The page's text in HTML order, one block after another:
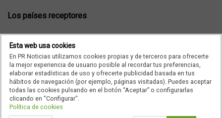
Los países receptores
Dice la CEPAL que
la región (41%), seguido porMéxico(17%). Ambos
recibieron más IED que en 2021, aunque el aumento de
las entradas en el Brasil fue mayor.
Otros países fueronChile
Argentina(7%) y
Esta web usa cookies
En PR Noticias utilizamos cookies propias y de terceros para ofrecerte
la mejor experiencia de usuario posible al recordar tus preferencias,
elaborar estadísticas de uso y ofrecerte publicidad basada en tus
hábitos de navegación (por ejemplo, páginas visitadas). Puedes aceptar
todas las cookies pulsando en el botón “Aceptar” o configurarlas
clicando en "Configurar".
Política de cookies